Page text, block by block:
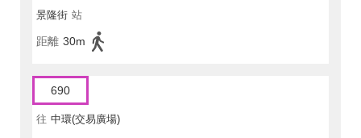
景隆街 站
距離 30m
690
往 中環(交易廣場)